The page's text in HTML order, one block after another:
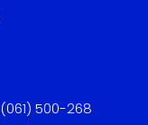
500-268